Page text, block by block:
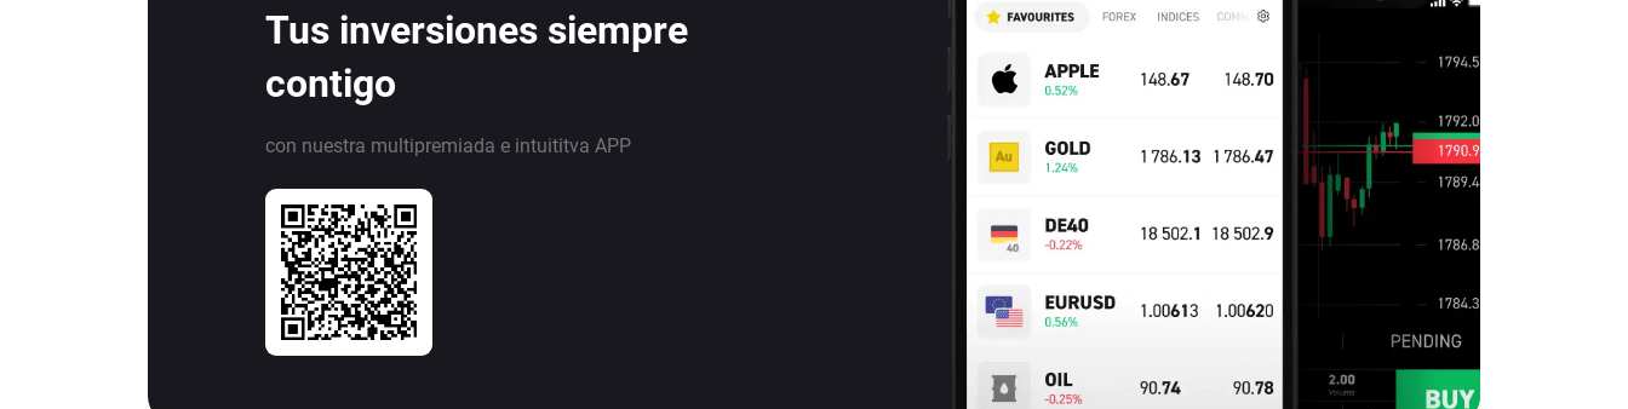
Tus inversiones siempre
contigo
con nuestra multipremiada e intuititva APP